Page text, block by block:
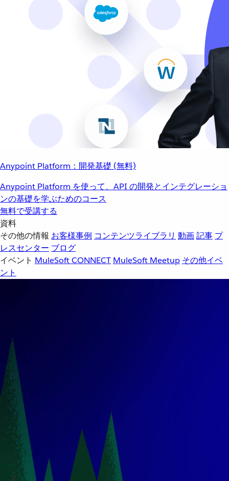
Anypoint Platform：開発基礎 (無料)
Anypoint Platform を使って、API の開発とインテグレーショ
ンの基礎を学ぶためのコース
無料で受講する
資料
その他の情報 お客様事例 コンテンツライブラリ 動画記事 プ
レスセンター ブログ
イベント MuleSoft CONNECT MuleSoft Meetup その他イベ
ント